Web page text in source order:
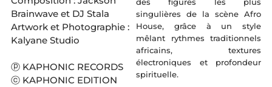
Brainwave et DJ Stala
Artwork et Photographie :
Kalyane Studio
ⓟ KAPHONIC RECORDS
ⓒ KAPHONIC EDITION
des figures les plus
singulières de la scène Afro
House, grâce à un style
mêlant rythmes traditionnels
africains, textures
électroniques et profondeur
spirituelle.